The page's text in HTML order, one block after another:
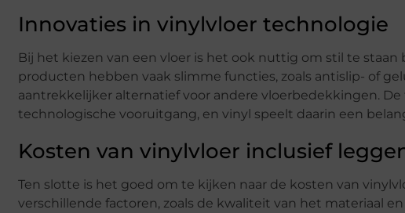
Innovaties in vinylvloer technologie
Bij het kiezen van een vloer is het ook nuttig om stil te
producten hebben vaak slimme functies, zoals antislip- of
aantrekkelijker alternatief voor andere vloerbedekkingen.
technologische vooruitgang, en vinyl speelt daarin een
Kosten van vinylvloer inclusief
Ten slotte is het goed om te kijken naar de kosten van
verschillende factoren, zoals de kwaliteit van het materiaal